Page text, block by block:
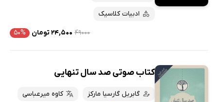
ادبیات کلاسیک
۴۹۰۰۰ ۲۴,۵۰۰ تومان ۵۰%
کتاب صوتی صد سال تنهایی
گابریل گارسیا مارکز
کاوه میرعباسی